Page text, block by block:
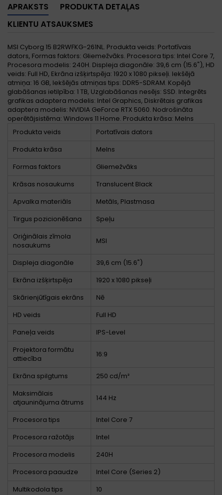
APRAKSTS
PRODUKTA DETAĻAS
KLIENTU ATSAUKSMES
MSI Cyborg 15 B2RWFKG-261NL. Produkta veids: Portatīvais
dators, Formas faktors: Gliemežvāks. Procesora tips: Intel Core 7,
Procesora modelis: 240H. Displeja diagonāle: 39,6 cm (15.6"), HD
veids: Full HD, Ekrāna izšķirtspēja: 1920 x 1080 pikseļi. Iekšējā
atmiņa: 16 GB, Iekšējās atmiņas tips: DDR5-SDRAM. Kopējā
glabāšanas ietilpība: 1 TB, Uzglabāšanas nesējs: SSD. Integrēts
grafikas adaptera modelis: Intel Graphics, Diskrētais grafikas
adaptera modelis: NVIDIA GeForce RTX 5060. Nodrošināta
operētājsistēma: Windows 11 Home. Produkta krāsa: Melns
Produkta veids
Portatīvais dators
Produkta krāsa
Melns
Formas faktors
Gliemežvāks
Krāsas nosaukums
Translucent Black
Apvalka materiāls
Metāls, Plastmasa
Tirgus pozicionēšana
Speļu
Oriģinālais zīmola
nosaukums
MSI
Displeja diagonāle
39,6 cm (15.6")
Ekrāna izšķirtspēja
1920 x 1080 pikseļi
Skārienjūtīgais ekrāns
Nē
HD veids
Full HD
Paneļa veids
IPS-Level
Projektora formātu
attiecība
16:9
Ekrāna spilgtums
250 cd/m²
Maksimālais
atjauninājuma ātrums
144 Hz
Procesora tips
Intel Core 7
Procesora ražotājs
Intel
Procesora modelis
240H
Procesora paaudze
Intel Core (Series 2)
Multikodola tips
10